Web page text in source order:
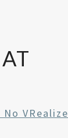
VRealize